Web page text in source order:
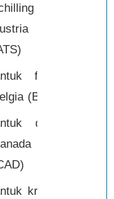
franc
(BEF)
dolar
kroner